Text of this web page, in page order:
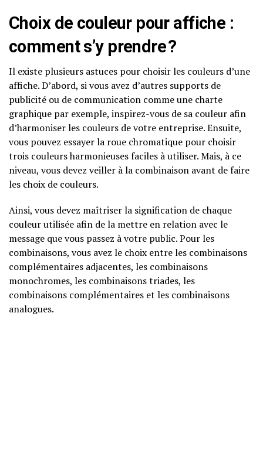
Choix de couleur pour affiche :
comment s’y prendre ?
Il existe plusieurs astuces pour choisir les couleurs d’une
affiche. D’abord, si vous avez d’autres supports de
publicité ou de communication comme une charte
graphique par exemple, inspirez-vous de sa couleur afin
d’harmoniser les couleurs de votre entreprise. Ensuite,
vous pouvez essayer la roue chromatique pour choisir
trois couleurs harmonieuses faciles à utiliser. Mais, à ce
niveau, vous devez veiller à la combinaison avant de faire
les choix de couleurs.
Ainsi, vous devez maîtriser la signification de chaque
couleur utilisée afin de la mettre en relation avec le
message que vous passez à votre public. Pour les
combinaisons, vous avez le choix entre les combinaisons
complémentaires adjacentes, les combinaisons
monochromes, les combinaisons triades, les
combinaisons complémentaires et les combinaisons
analogues.